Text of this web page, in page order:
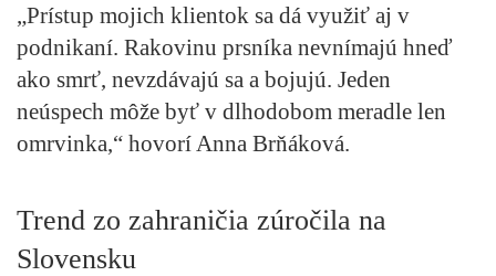
„Prístup mojich klientok sa dá využiť aj v
podnikaní. Rakovinu prsníka nevnímajú hneď
ako smrť, nevzdávajú sa a bojujú. Jeden
neúspech môže byť v dlhodobom meradle len
omrvinka,“ hovorí Anna Brňáková.
Trend zo zahraničia zúročila na
Slovensku